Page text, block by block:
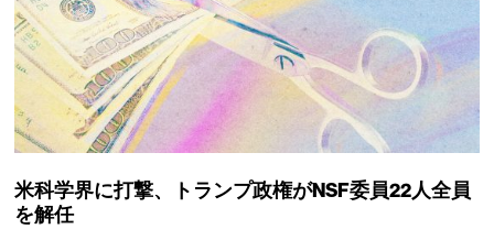
米科学界に打撃、トランプ政権がNSF委員22人全員
を解任